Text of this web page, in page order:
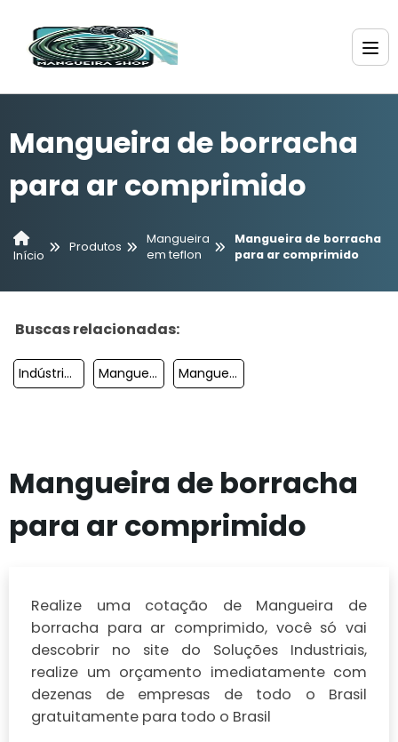
Mangueira de borracha
para ar comprimido
Início
Produtos
Mangueira
em teflon
Mangueira de borracha
para ar comprimido
Buscas relacionadas:
Indústrias De Mangueiras Em SP Mangueira De Ptfe Mangueira Alta Pressão Para Compressor
Mangueira de borracha
para ar comprimido
Realize uma cotação de Mangueira de
borracha para ar comprimido, você só vai
descobrir no site do Soluções Industriais,
realize um orçamento imediatamente com
dezenas de empresas de todo o Brasil
gratuitamente para todo o Brasil